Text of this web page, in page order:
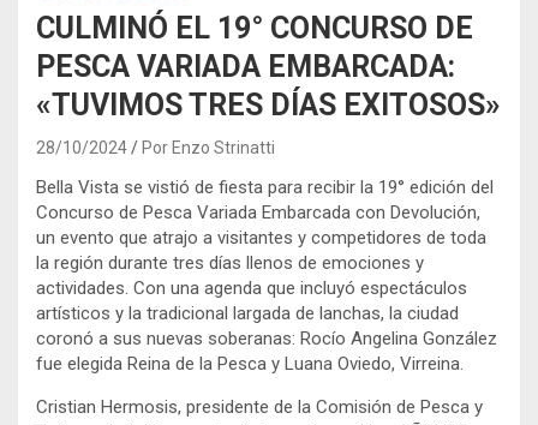
CULMINÓ EL 19° CONCURSO DE
PESCA VARIADA EMBARCADA:
«TUVIMOS TRES DÍAS EXITOSOS»
28/10/2024 Por Enzo Strinatti
Bella Vista se vistió de fiesta para recibir la 19° edición del
Concurso de Pesca Variada Embarcada con Devolución,
un evento que atrajo a visitantes y competidores de toda
la región durante tres días llenos de emociones y
actividades. Con una agenda que incluyó espectáculos
artísticos y la tradicional largada de lanchas, la ciudad
coronó a sus nuevas soberanas: Rocío Angelina González
fue elegida Reina de la Pesca y Luana Oviedo, Virreina.
Cristian Hermosis, presidente de la Comisión de Pesca y